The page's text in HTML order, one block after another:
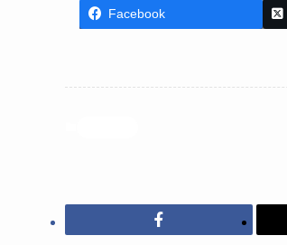
Facebook